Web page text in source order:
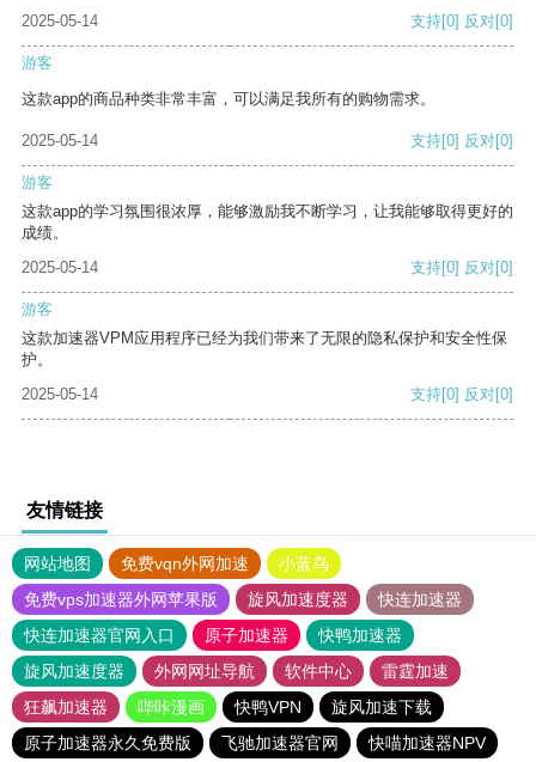
2025-05-14 支持[0] 反对[0]
游客
这款app的商品种类非常丰富，可以满足我所有的购物需求。
2025-05-14 支持[0] 反对[0]
游客
这款app的学习氛围很浓厚，能够激励我不断学习，让我能够取得更好的
成绩。
2025-05-14
支持[0] 反对[0]
游客
这款加速器VPM应用程序已经为我们带来了无限的隐私保护和安全性保
护。
2025-05-14
支持[0] 反对[0]
友情链接
网站地图 免费vqn外网加速
小蓝鸟
免费vps加速器外网苹果版
旋风加速度器
快连加速器
快连加速器官网入口
原子加速器
快鸭加速器
旋风加速度器
外网网址导航 软件中心
雷霆加速
狂飙加速器
哔咔漫画 快鸭VPN
旋风加速下载
原子加速器永久免费版
飞驰加速器官网 快喵加速器NPV